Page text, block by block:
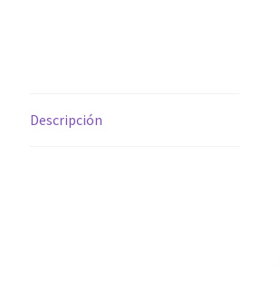
Descripción